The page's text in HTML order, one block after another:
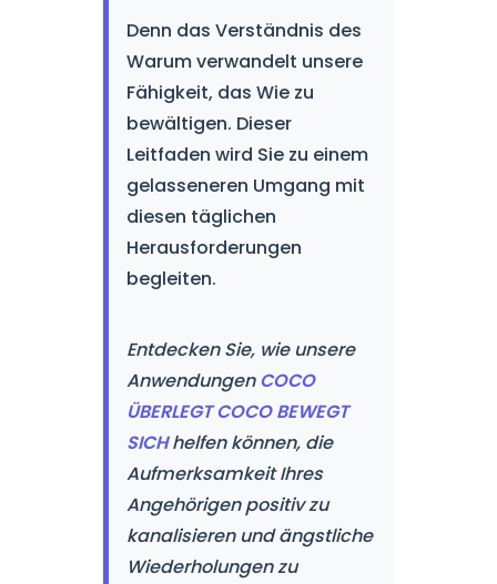
Denn das Verständnis des
Warum verwandelt unsere
Fähigkeit, das Wie zu
bewältigen. Dieser
Leitfaden wird Sie zu einem
gelasseneren Umgang mit
diesen täglichen
Herausforderungen
begleiten.
Entdecken Sie, wie unsere
AnwendungenCOCO
ÜBERLEGT COCO BEWEGT
SICHhelfen können, die
Aufmerksamkeit Ihres
Angehörigen positiv zu
kanalisieren und ängstliche
Wiederholungen zu